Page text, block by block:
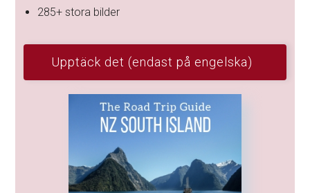
285+ stora bilder
Upptäck det (endast på engelska)